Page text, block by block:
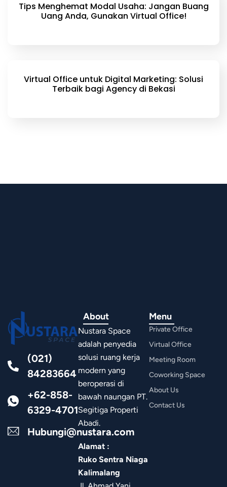
Tips Menghemat Modal Usaha: Jangan Buang
Uang Anda, Gunakan Virtual Office!
Virtual Office untuk Digital Marketing: Solusi
Terbaik bagi Agency di Bekasi
(021)
84283664
+62-858-
6329-4701
Hubungi@nustara.com
About
Nustara Space
adalah penyedia
solusi ruang kerja
modern yang
beroperasi di
bawah naungan PT.
Segitiga Properti
Abadi.
Alamat :
Ruko Sentra Niaga
Kalimalang
Menu
Private Office
Virtual Office
Meeting Room
Coworking Space
About Us
Contact Us